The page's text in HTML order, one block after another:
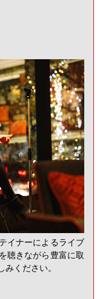
イナーによるライブ
聴きながら豊富に取
ください。